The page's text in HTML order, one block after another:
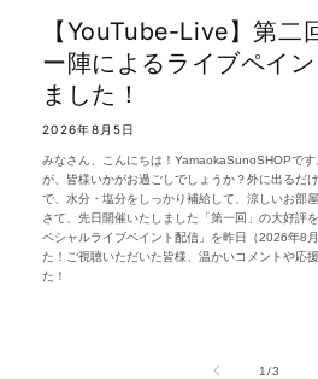
【YouTube-Live】第二
ー陣によるライブペイ
ました！
2026年8月5日
みなさん、こんにちは！YamaokaSunoSHOPで
が、皆様いかがお過ごしでしょうか？外に出るだ
で、水分・塩分をしっかり補給して、涼しいお部
さて、先日開催いたしました「第一回」の大好評
ペシャルライブペイント配信」を昨日（2026年8
た！ご視聴いただいた皆様、温かいコメントや応
た！
1/の
3